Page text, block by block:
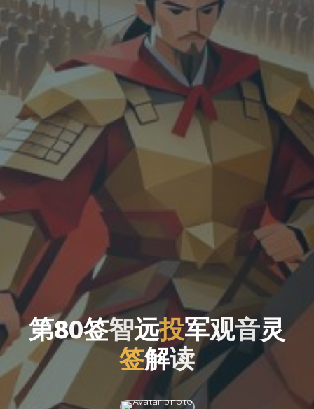
第80签智远
远 投军
军 观音灵
签解
解读